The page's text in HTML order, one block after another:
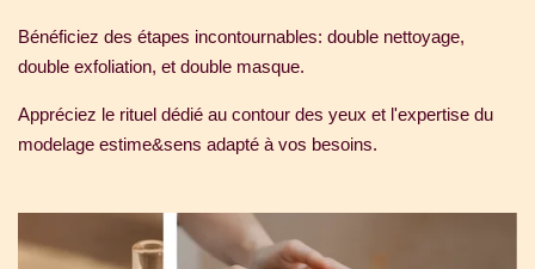
Bénéficiez des étapes incontournables: double nettoyage,
double exfoliation, et double masque.
Appréciez le rituel dédié au contour des yeux et l'expertise du
modelage estime&sens adapté à vos besoins.